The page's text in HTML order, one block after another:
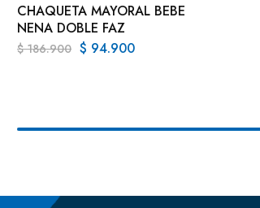
CHAQUETA MAYORAL BEBE
NENA DOBLE FAZ
$186.900 $ 94.900